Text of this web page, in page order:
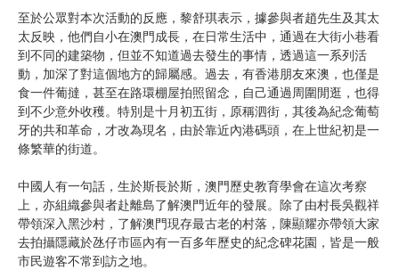
至於公眾對本次活動的反應，黎舒琪表示，據參與者趙先生及其太
太反映，他們自小在澳門成長，在日常生活中，通過在大街小巷看
到不同的建築物，但並不知道過去發生的事情，透過這一系列活
動，加深了對這個地方的歸屬感。過去，有香港朋友來澳，也僅是
食一件葡撻，甚至在路環棚屋拍照留念，自己通過周圍閒逛，也得
到不少意外收穫。特別是十月初五街，原稱泗街，其後為紀念葡萄
牙的共和革命，才改為現名，由於靠近內港碼頭，在上世紀初是一
條繁華的街道。
中國人有一句話，生於斯長於斯，澳門歷史教育學會在這次考察
上，亦組織參與者赴離島了解澳門近年的發展。除了由村長吳觀祥
帶領深入黑沙村，了解澳門現存最古老的村落，陳顯耀亦帶領大家
去拍攝隱藏於氹仔市區內有一百多年歷史的紀念碑花園，皆是一般
市民遊客不常到訪之地。